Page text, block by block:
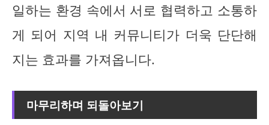
일하는 환경 속에서 서로 협력하고 소통하
게 되어 지역 내 커뮤니티가 더욱 단단해
지는 효과를 가져옵니다.
마무리하며 되돌아보기